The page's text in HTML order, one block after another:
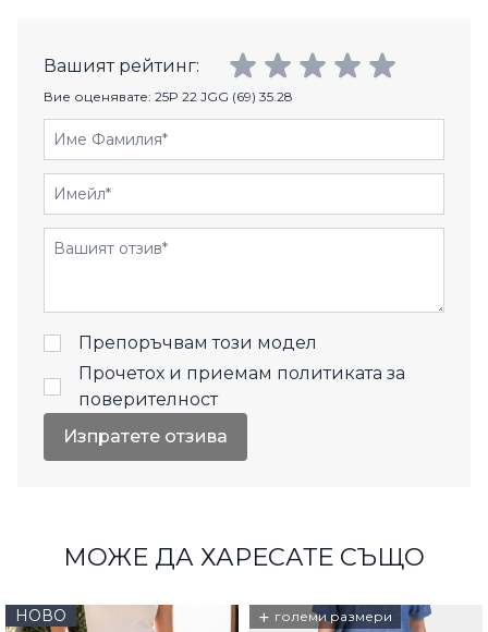
Вашият рейтинг:
Вие оценявате: 25P 22 JGG (69) 35.28
Име Фамилия
Имейл
Отзиви
Препоръчвам този модел
Прочетох и приемам политиката за
поверителност
Изпратете отзива
МОЖЕ ДА ХАРЕСАТЕ СЪЩО
НОВО + големи размери